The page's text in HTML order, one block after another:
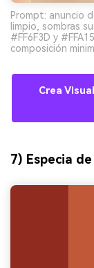
Prompt: anuncio
limpio, sombras
#FF6F3D y
composición
Crea
7) Especia